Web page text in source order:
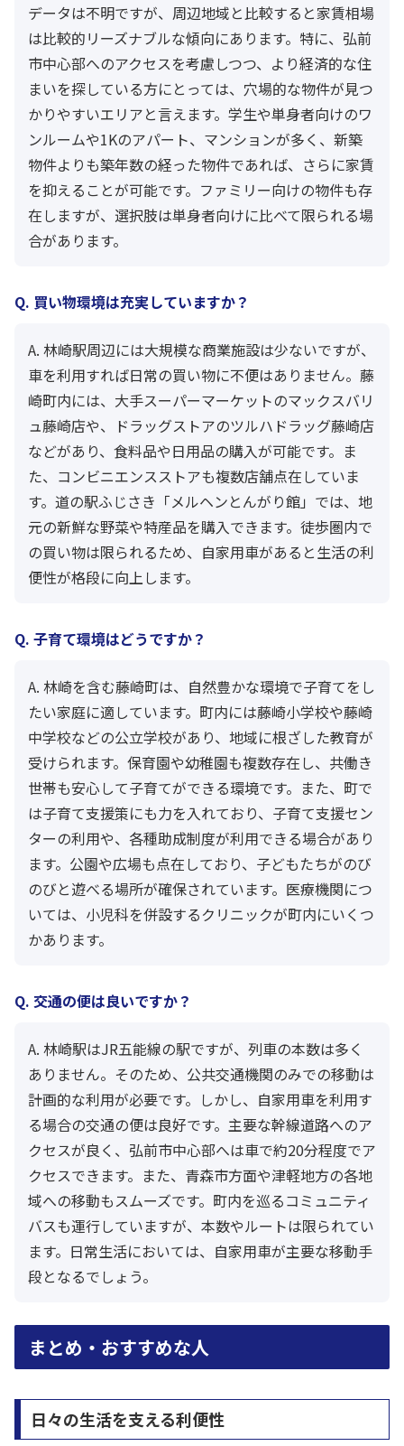
データは不明ですが、周辺地域と比較すると家賃相場
は比較的リーズナブルな傾向にあります。特に、弘前
市中心部へのアクセスを考慮しつつ、より経済的な住
まいを探している方にとっては、穴場的な物件が見つ
かりやすいエリアと言えます。学生や単身者向けのワ
ンルームや1Kのアパート、マンションが多く、新築
物件よりも築年数の経った物件であれば、さらに家賃
を抑えることが可能です。ファミリー向けの物件も存
在しますが、選択肢は単身者向けに比べて限られる場
合があります。
Q. 買い物環境は充実していますか？
A. 林崎駅周辺には大規模な商業施設は少ないですが、
車を利用すれば日常の買い物に不便はありません。藤
崎町内には、大手スーパーマーケットのマックスバリ
ュ藤崎店や、ドラッグストアのツルハドラッグ藤崎店
などがあり、食料品や日用品の購入が可能です。ま
た、コンビニエンスストアも複数店舗点在していま
す。道の駅ふじさき「メルヘンとんがり館」では、地
元の新鮮な野菜や特産品を購入できます。徒歩圏内で
の買い物は限られるため、自家用車があると生活の利
便性が格段に向上します。
Q. 子育て環境はどうですか？
A. 林崎を含む藤崎町は、自然豊かな環境で子育てをし
たい家庭に適しています。町内には藤崎小学校や藤崎
中学校などの公立学校があり、地域に根ざした教育が
受けられます。保育園や幼稚園も複数存在し、共働き
世帯も安心して子育てができる環境です。また、町で
は子育て支援策にも力を入れており、子育て支援セン
ターの利用や、各種助成制度が利用できる場合があり
ます。公園や広場も点在しており、子どもたちがのび
のびと遊べる場所が確保されています。医療機関につ
いては、小児科を併設するクリニックが町内にいくつ
かあります。
Q. 交通の便は良いですか？
A. 林崎駅はJR五能線の駅ですが、列車の本数は多く
ありません。そのため、公共交通機関のみでの移動は
計画的な利用が必要です。しかし、自家用車を利用す
る場合の交通の便は良好です。主要な幹線道路へのア
クセスが良く、弘前市中心部へは車で約20分程度でア
クセスできます。また、青森市方面や津軽地方の各地
域への移動もスムーズです。町内を巡るコミュニティ
バスも運行していますが、本数やルートは限られてい
ます。日常生活においては、自家用車が主要な移動手
段となるでしょう。
まとめ・おすすめな人
日々の生活を支える利便性